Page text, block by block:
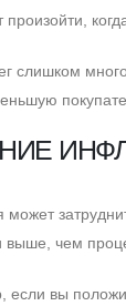
слишком
чем
если вы